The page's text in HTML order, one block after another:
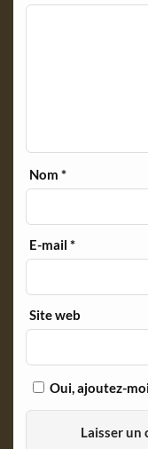
Nom*
E-mail*
Site web
Oui, ajoutez-